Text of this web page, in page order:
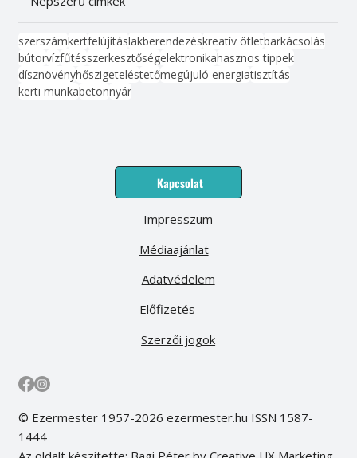
szerszámkertfelújításlakberendezéskreatív ötletbarkácsolás
bútorvízfűtésszerkesztőségelektronikahasznos tippek
dísznövényhőszigeteléstetőmegújuló energiatisztítás
kerti munkabetonnyár
Kapcsolat
Médiaajánlat
Előfizetés
Impresszum
Adatvédelem
Szerzői jogok
© Ezermester 1957-2026 ezermester.hu ISSN 1587-
1444